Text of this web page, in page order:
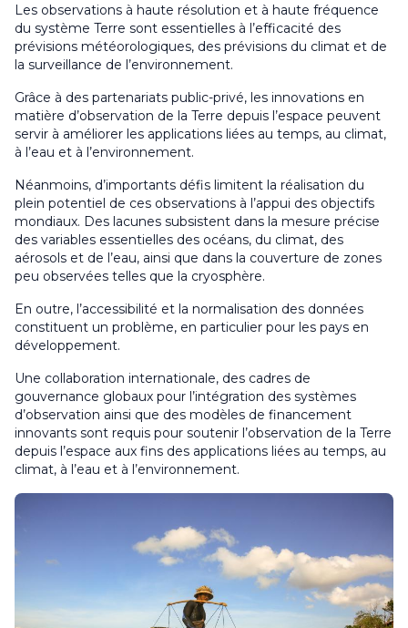
Les observations à haute résolution et à haute fréquence
du système Terre sont essentielles à l’efficacité des
prévisions météorologiques, des prévisions du climat et de
la surveillance de l’environnement.
Grâce à des partenariats public-privé, les innovations en
matière d’observation de la Terre depuis l’espace peuvent
servir à améliorer les applications liées au temps, au climat,
à l’eau et à l’environnement.
Néanmoins, d’importants défis limitent la réalisation du
plein potentiel de ces observations à l’appui des objectifs
mondiaux. Des lacunes subsistent dans la mesure précise
des variables essentielles des océans, du climat, des
aérosols et de l’eau, ainsi que dans la couverture de zones
peu observées telles que la cryosphère.
En outre, l’accessibilité et la normalisation des données
constituent un problème, en particulier pour les pays en
développement.
Une collaboration internationale, des cadres de
gouvernance globaux pour l’intégration des systèmes
d’observation ainsi que des modèles de financement
innovants sont requis pour soutenir l’observation de la Terre
depuis l’espace aux fins des applications liées au temps, au
climat, à l’eau et à l’environnement.